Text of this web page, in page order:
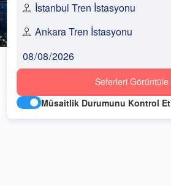
Seferleri Görüntüle
Müsaitlik Durumunu Kontrol Et